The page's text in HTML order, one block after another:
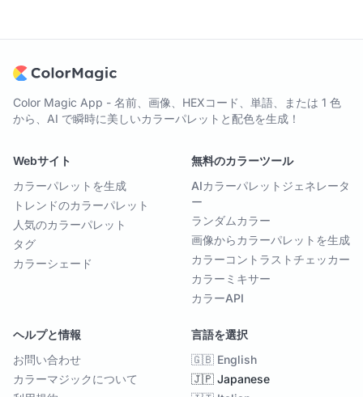
Color Magic App - 名前、画像、HEXコード、単語、または 1 色
から、AI で瞬時に美しいカラーパレットと配色を生成！
Webサイト
カラーパレットを生成
トレンドのカラーパレット
人気のカラーパレット
タグ
カラーシェード
無料のカラーツール
AIカラーパレットジェネレータ
ー
ランダムカラー
画像からカラーパレットを生成
カラーコントラストチェッカー
カラーミキサー
カラーAPI
ヘルプと情報
お問い合わせ
カラーマジックについて
言語を選択
🇬🇧 English
🇯🇵 Japanese